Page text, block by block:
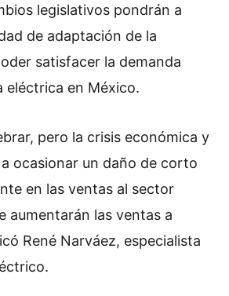
legislativos pondrán a
de adaptación de la
satisfacer la demanda
eléctrica en México.
pero la crisis económica y
a ocasionar un daño de corto
en las ventas al sector
aumentarán las ventas a
René Narváez, especialista